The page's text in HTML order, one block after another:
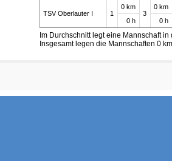
TSV Oberlauter I 1
0 km
3
0 km
0 h
0 h
Im Durchschnitt legt eine Mannschaft
Insgesamt legen die Mannschaften 0